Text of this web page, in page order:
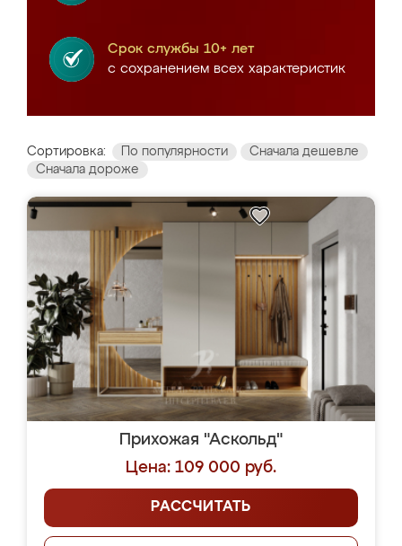
Срок службы 10+ лет
с сохранением всех характеристик
Сортировка: По популярности
Сначала дешевле
Сначала дороже
Прихожая "Аскольд"
Цена: 109 000 руб.
РАССЧИТАТЬ